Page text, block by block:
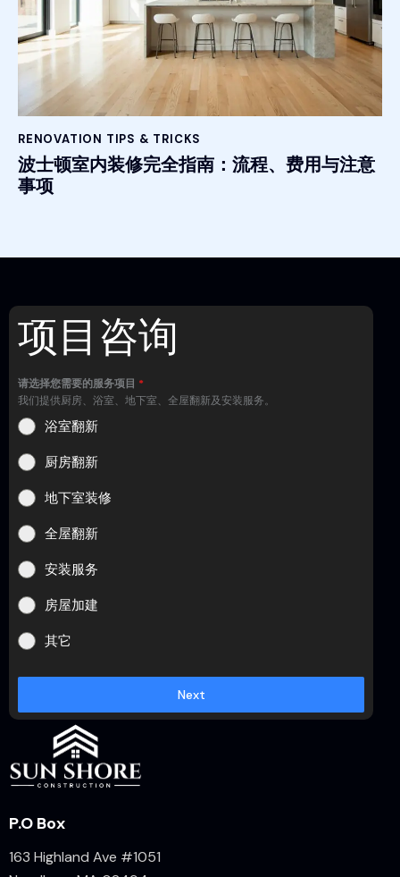
RENOVATION TIPS & TRICKS
波士顿室内装修完全指南：流程、费用与注意
事项
项目咨询
请选择您需要的服务项目 *
我们提供厨房、浴室、地下室、全屋翻新及安装服务。
浴室翻新
厨房翻新
地下室装修
全屋翻新
安装服务
房屋加建
其它
Next
P.O Box
163 Highland Ave #1051